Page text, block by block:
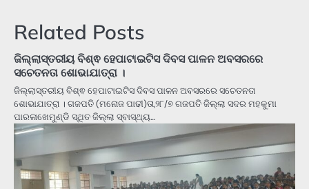
Related Posts
ଜିଲ୍ଲାସ୍ତରୀୟ ବିଶ୍ଵ ହେପାଟାଇଟିସ ଦିବସ ପାଳନ ଅବସରରେ
ସଚେତନତା ଶୋଭାଯାତ୍ରା ।
ଜିଲ୍ଲାସ୍ତରୀୟ ବିଶ୍ଵ ହେପାଟାଇଟିସ ଦିବସ ପାଳନ ଅବସରରେ ସଚେତନତା
ଶୋଭାଯାତ୍ରା । ଗଜପତି (ମନୋଜ ପାଢୀ)ତା,୨୮/୭ ଗଜପତି ଜିଲ୍ଲା ସଦର ମହକୁମା
ପାରଳାଖେମୁଣ୍ଡି ସ୍ଥିତ ଜିଲ୍ଲା ସ୍ବାସ୍ଥ୍ୟ…